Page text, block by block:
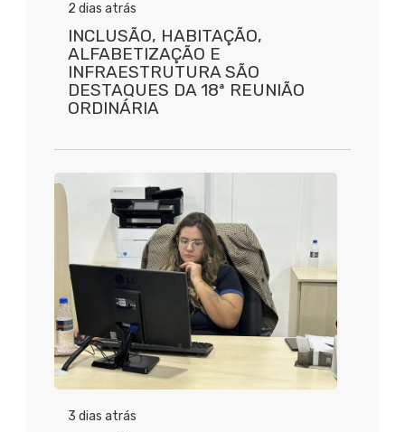
2 dias atrás
INCLUSÃO, HABITAÇÃO,
ALFABETIZAÇÃO E
INFRAESTRUTURA SÃO
DESTAQUES DA 18ª REUNIÃO
ORDINÁRIA
3 dias atrás